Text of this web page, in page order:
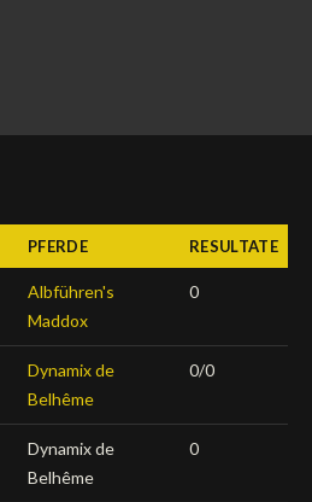
PFERDE RESULTATE
Albführen's
Maddox
0
Dynamix de
Belhême
0/0
Dynamix de
Belhême
0